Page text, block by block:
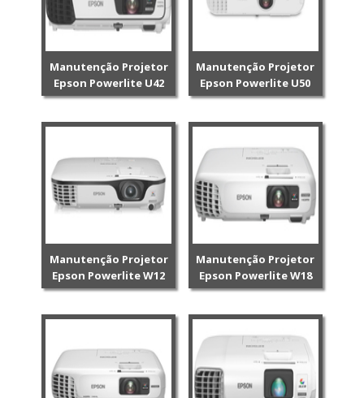
Manutenção Projetor
Epson Powerlite U42
Manutenção Projetor
Epson Powerlite U50
Manutenção Projetor
Epson Powerlite W12
Manutenção Projetor
Epson Powerlite W18